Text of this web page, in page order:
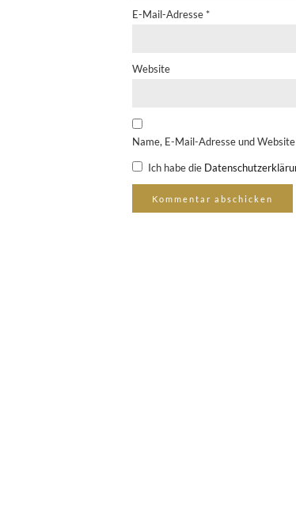
E-Mail-Adresse *
Website
Name, E-Mail-Adresse und
Ich habe die